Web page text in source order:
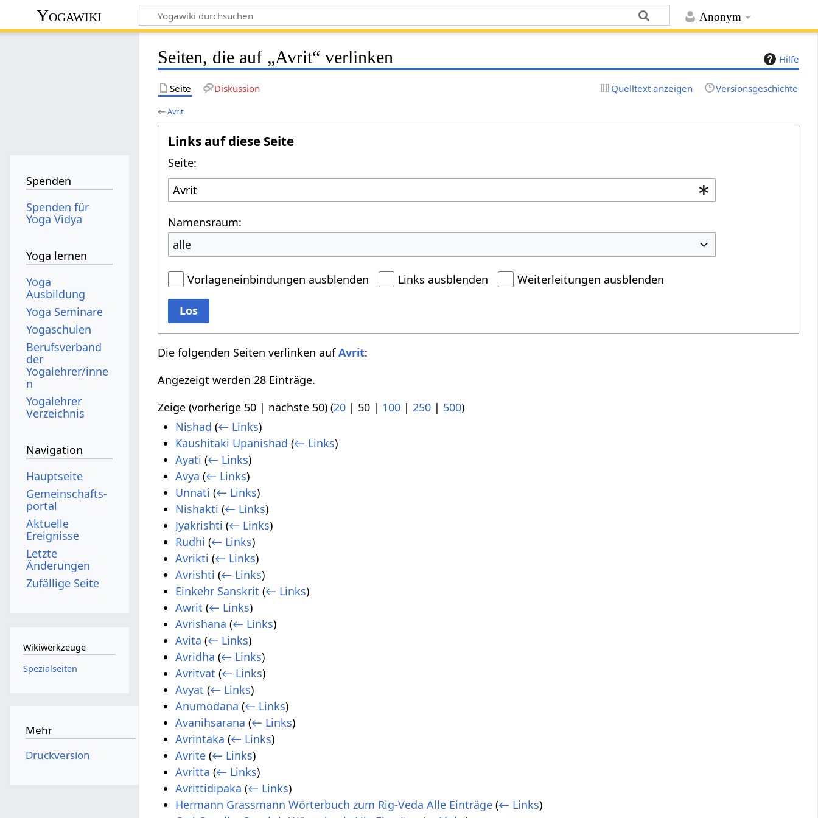
Anonym
Yogawiki
Hilfe
Seiten, die auf „Avrit“ verlinken
Seite Diskussion Quelltext anzeigen Versionsgeschichte
←Avrit
Links auf diese Seite
Seite:
Namensraum:
alle
Vorlageneinbindungen ausblenden Links ausblenden Weiterleitungen ausblenden
Los
Die folgenden Seiten verlinken aufAvrit:
Angezeigt werden 28 Einträge.
Zeige (vorherige 50 | nächste 50) (20 | 50 | 100 |250 | 500)
Nishad (← Links)
Kaushitaki Upanishad (← Links)
Ayati (← Links)
Avya (← Links)
Unnati (← Links)
Nishakti (← Links)
Jyakrishti (← Links)
Rudhi (← Links)
Avrikti (← Links)
Avrishti (← Links)
Einkehr Sanskrit (← Links)
Awrit (← Links)
Avrishana (← Links)
Avita (← Links)
Avridha (← Links)
Avritvat (← Links)
Avyat (← Links)
Anumodana (← Links)
Avanihsarana (← Links)
Avrintaka (← Links)
Avrite (← Links)
Avritta (← Links)
Avrittidipaka (← Links)
Hermann Grassmann Wörterbuch zum Rig-Veda Alle Einträge (← Links)
Spenden
Spenden für
Yoga Vidya
Yoga lernen
Yoga
Ausbildung
Yoga Seminare
Yogaschulen
Berufsverband
der
Yogalehrer/inne
n
Yogalehrer
Verzeichnis
Navigation
Hauptseite
Gemeinschafts­
portal
Aktuelle
Ereignisse
Letzte
Änderungen
Zufällige Seite
Wikiwerkzeuge
Spezialseiten
Mehr
Druckversion